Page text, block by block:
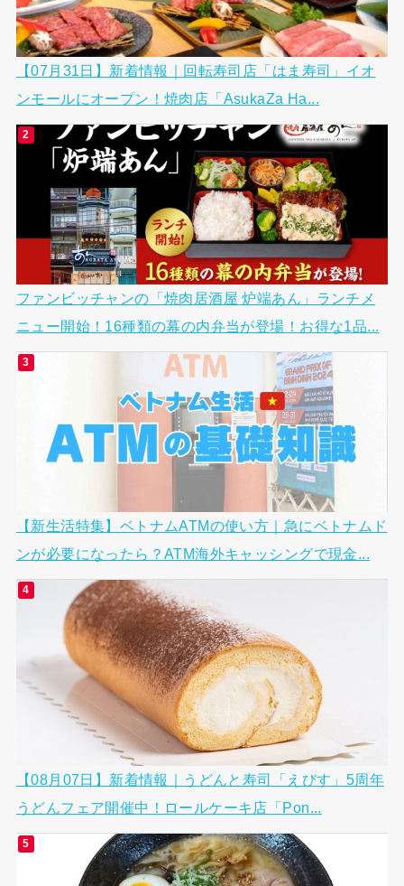
【07月31日】新着情報｜回転寿司店「はま寿司」イオ
ンモールにオープン！焼肉店「AsukaZa Ha...
ファンビッチャンの「焼肉居酒屋 炉端あん」ランチメ
ニュー開始！16種類の幕の内弁当が登場！お得な1品...
【新生活特集】ベトナムATMの使い方｜急にベトナムド
ンが必要になったら？ATM海外キャッシングで現金...
【08月07日】新着情報｜うどんと寿司「えびす」5周年
うどんフェア開催中！ロールケーキ店「Pon...